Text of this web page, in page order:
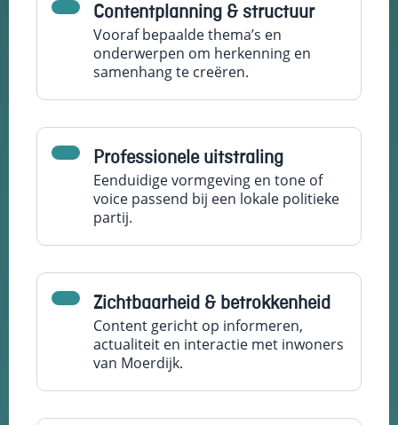
Contentplanning & structuur
Vooraf bepaalde thema’s en
onderwerpen om herkenning en
samenhang te creëren.
Professionele uitstraling
Eenduidige vormgeving en tone of
voice passend bij een lokale politieke
partij.
Zichtbaarheid & betrokkenheid
Content gericht op informeren,
actualiteit en interactie met inwoners
van Moerdijk.